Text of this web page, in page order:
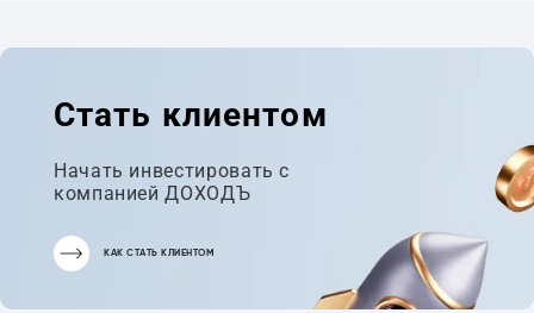
Стать клиентом
Начать инвестировать с
компанией ДОХОДЪ
КАК СТАТЬ КЛИЕНТОМ